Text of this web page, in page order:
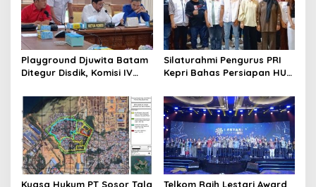
Playground Djuwita Batam
Ditegur Disdik, Komisi IV
Silaturahmi Pengurus PRI
Kepri Bahas Persiapan HUT
Konsolidasi Partai
Kuasa Hukum PT Sosor Tala
Telkom Raih Lestari Award